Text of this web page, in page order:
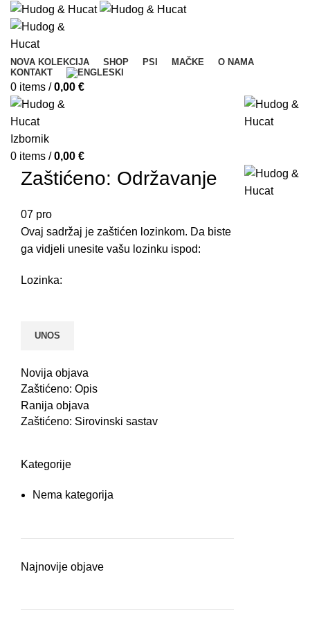
NOVA KOLEKCIJA SHOP PSI MAČKE
O NAMA
KONTAKT
0 items / 0,00 €
Izbornik
0 items / 0,00 €
Zaštićeno: Održavanje
07 pro
Ovaj sadržaj je zaštićen lozinkom. Da biste
ga vidjeli unesite vašu lozinku ispod:
Lozinka:
Novija objava
Zaštićeno: Opis
Ranija objava
Zaštićeno: Sirovinski sastav
Kategorije
Nema kategorija
Najnovije objave